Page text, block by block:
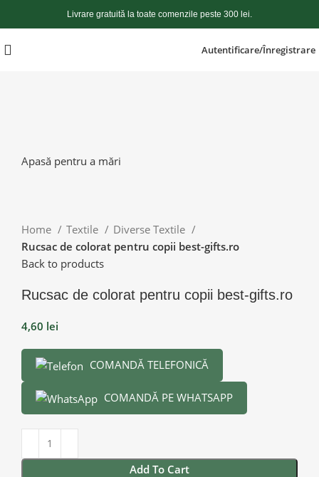
Livrare gratuită la toate comenzile peste 300 lei.
Autentificare/Înregistrare
Apasă pentru a mări
Home Textile
Diverse Textile
Rucsac de colorat pentru copii best-gifts.ro
Back to products
Rucsac de colorat pentru copii best-gifts.ro
4,60 lei
COMANDĂ TELEFONICĂ
COMANDĂ PE WHATSAPP
Add To Cart